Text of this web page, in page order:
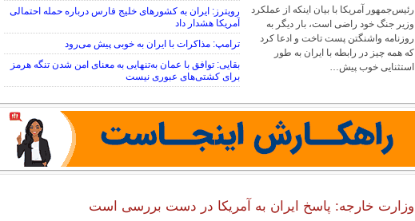
رئیس‌جمهور آمریکا با بیان اینکه از عملکرد
وزیر جنگ خود راضی است، بار دیگر به
روزنامه واشنگتن پست تاخت و ادعا کرد
که همه چیز در رابطه با ایران به طور
استثنایی خوب پیش…
رویترز: ایران به کشورهای خلیج فارس درباره حمله احتمالی
آمریکا هشدار داد
ترامپ: مذاکرات با ایران به خوبی پیش می‌رود
بقایی: توافق با عمان به‌تنهایی به معنای امن شدن تنگه هرمز
برای کشتی‌های عبوری نیست
وزارت خارجه: پاسخ ایران به آمریکا در دست بررسی است